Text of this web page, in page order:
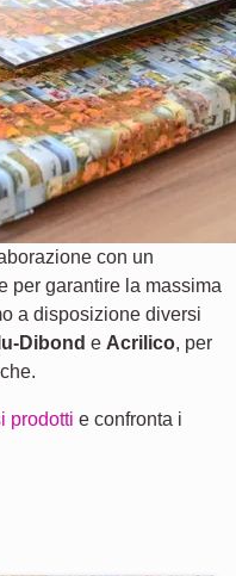
con un
per garantire la massima
a disposizione diversi
Dibond e Acrilico, per
prodotti e confronta i